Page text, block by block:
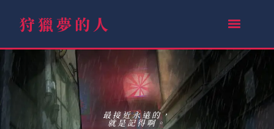
狩獵夢的人
最接近永遠的，
就是記得啊。